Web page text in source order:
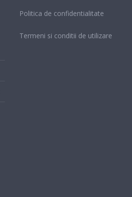
Politica de confidentialitate
Termeni si conditii de utilizare